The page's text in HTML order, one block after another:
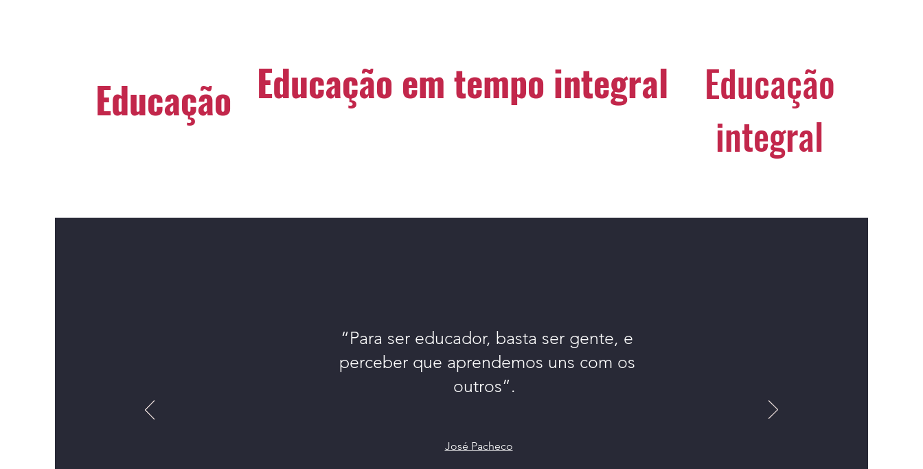
Educação Educação em tempo integral
Educação
integral
“Para ser educador, basta ser gente, e
perceber que aprendemos uns com os
outros”.
José Pacheco